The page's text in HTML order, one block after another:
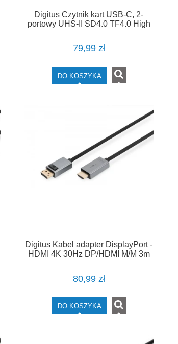
Digitus Czytnik kart USB-C, 2-
portowy UHS-II SD4.0 TF4.0 High
79,99 zł
DO KOSZYKA
Digitus Kabel adapter DisplayPort -
HDMI 4K 30Hz DP/HDMI M/M 3m
80,99 zł
DO KOSZYKA